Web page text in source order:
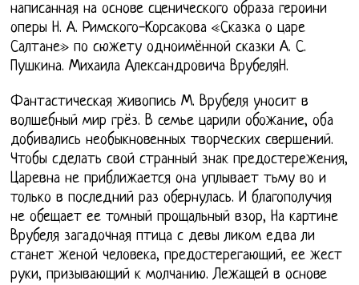
написанная на основе сценического образа героини
оперы Н. А. Римского-Корсакова «Сказка о царе
Салтане» по сюжету одноимённой сказки А. С.
Пушкина. Михаила Александровича ВрубеляН.
Фантастическая живопись М. Врубеля уносит в
волшебный мир грёз. В семье царили обожание, оба
добивались необыкновенных творческих свершений.
Чтобы сделать свой странный знак предостережения,
Царевна не приближается она уплывает тьму во и
только в последний раз обернулась. И благополучия
не обещает ее томный прощальный взор, На картине
Врубеля загадочная птица с девы ликом едва ли
станет женой человека, предостерегающий, ее жест
руки, призывающий к молчанию. Лежащей в основе